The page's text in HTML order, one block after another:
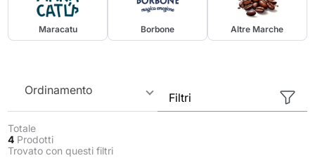
Maracatu Borbone Altre Marche
Ordinamento
Filtri
Totale
4 Prodotti
Trovato con questi filtri
Aggiungi la quantità minima consentita
Continua a fare acquisti